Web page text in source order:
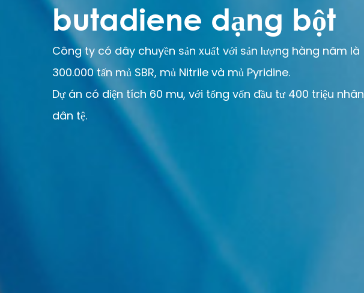
butadiene dạng bột
Công ty có dây chuyền sản xuất với sản lượng hàng năm là
300.000 tấn mủ SBR, mủ Nitrile và mủ Pyridine.
Dự án có diện tích 60 mu, với tổng vốn đầu tư 400 triệu nhân
dân tệ.